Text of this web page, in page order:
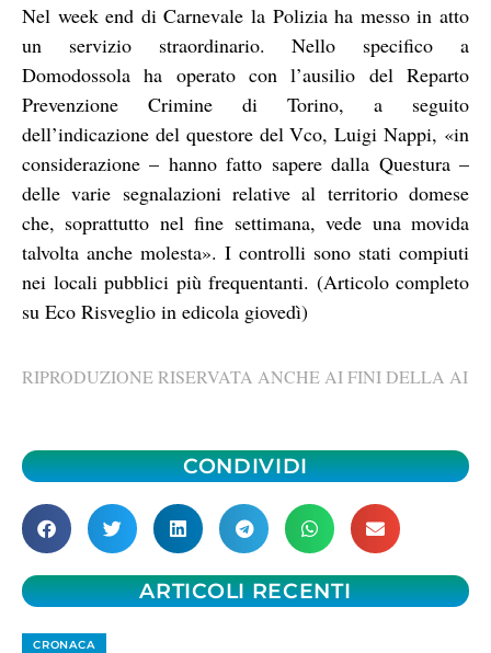
Nel week end di Carnevale la Polizia ha messo in atto
un servizio straordinario. Nello specifico a
Domodossola ha operato con l’ausilio del Reparto
Prevenzione Crimine di Torino, a seguito
dell’indicazione del questore del Vco, Luigi Nappi, «in
considerazione – hanno fatto sapere dalla Questura –
delle varie segnalazioni relative al territorio domese
che, soprattutto nel fine settimana, vede una movida
talvolta anche molesta». I controlli sono stati compiuti
nei locali pubblici più frequentanti. (Articolo completo
su Eco Risveglio in edicola giovedì)
RIPRODUZIONE RISERVATA ANCHE AI FINI DELLA AI
CONDIVIDI
ARTICOLI RECENTI
CRONACA